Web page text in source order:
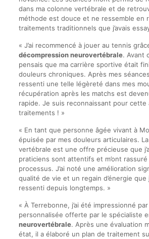
dans ma colonne vertébrale et de
méthode est douce et ne ressemble en
traitements traditionnels que j’avais
« J’ai recommencé à jouer au tennis
décompression neurovertébrale. Avant
pensais que ma carrière sportive était
douleurs chroniques. Après mes
ressenti une telle légèreté dans mes
récupération après les matchs est
rapide. Je suis reconnaissant pour cette
traitements ! »
« En tant que personne âgée vivant à
épuisée par mes douleurs articulaires.
vertébrale est une offre précieuse que
praticiens sont attentifs et m’ont
processus. J’ai noté une amélioration
qualité de vie et un regain d’énergie que
ressenti depuis longtemps. »
« À Terrebonne, j’ai été impressionné par
personnalisée offerte par le spécialiste
neurovertébrale. Après une évaluation
état, il a élaboré un plan de traitement